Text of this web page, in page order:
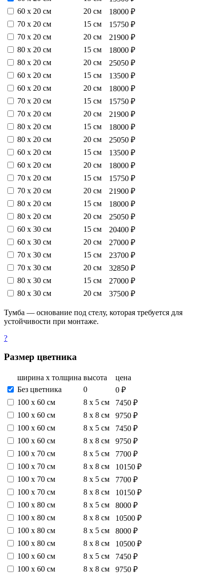
60 х 20 см
20 см
18000 ₽
70 х 20 см
15 см
15750 ₽
70 х 20 см
20 см
21900 ₽
80 х 20 см
15 см
18000 ₽
80 х 20 см
20 см
25050 ₽
60 х 20 см
15 см
13500 ₽
60 х 20 см
20 см
18000 ₽
70 х 20 см
15 см
15750 ₽
70 х 20 см
20 см
21900 ₽
80 х 20 см
15 см
18000 ₽
80 х 20 см
20 см
25050 ₽
60 х 20 см
15 см
13500 ₽
60 х 20 см
20 см
18000 ₽
70 х 20 см
15 см
15750 ₽
70 х 20 см
20 см
21900 ₽
80 х 20 см
15 см
18000 ₽
80 х 20 см
20 см
25050 ₽
60 х 30 см
15 см
20400 ₽
60 х 30 см
20 см
27000 ₽
70 х 30 см
15 см
23700 ₽
70 х 30 см
20 см
32850 ₽
80 х 30 см
15 см
27000 ₽
80 х 30 см
20 см 37500 ₽
Тумба — основание под стелу, которая требуется для
устойчивости при монтаже.
?
Размер цветника
ширина х толщина высота
цена
Без цветника
0
0 ₽
100 х 60 см
8 х 5 см
7450 ₽
100 х 60 см
8 х 8 см
9750 ₽
100 х 60 см
8 х 5 см
7450 ₽
100 х 60 см
8 х 8 см
9750 ₽
100 х 70 см
8 х 5 см
7700 ₽
100 х 70 см
8 х 8 см
10150 ₽
100 х 70 см
8 х 5 см
7700 ₽
100 х 70 см
8 х 8 см
10150 ₽
100 х 80 см
8 х 5 см
8000 ₽
100 х 80 см
8 х 8 см
10500 ₽
100 х 80 см
8 х 5 см
8000 ₽
100 х 80 см
8 х 8 см
10500 ₽
100 х 60 см
8 х 5 см
7450 ₽
100 х 60 см
8 х 8 см
9750 ₽